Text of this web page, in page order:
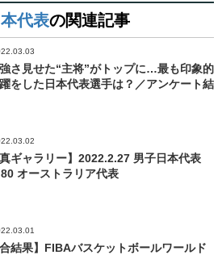
代表の関連記事
さ見せた“主将”がトップに…最も印象的
をした日本代表選手は？／アンケート結
真ギャラリー】2022.2.27 男子日本代表
オーストラリア代表
合結果】FIBAバスケットボールワールド